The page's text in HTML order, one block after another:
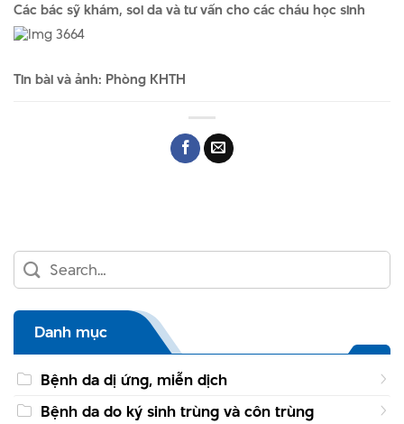
Các bác sỹ khám, soi da và tư vấn cho các cháu học sinh
Tin bài và ảnh: Phòng KHTH
Danh mục
Bệnh da dị ứng, miễn dịch
Bệnh da do ký sinh trùng và côn trùng